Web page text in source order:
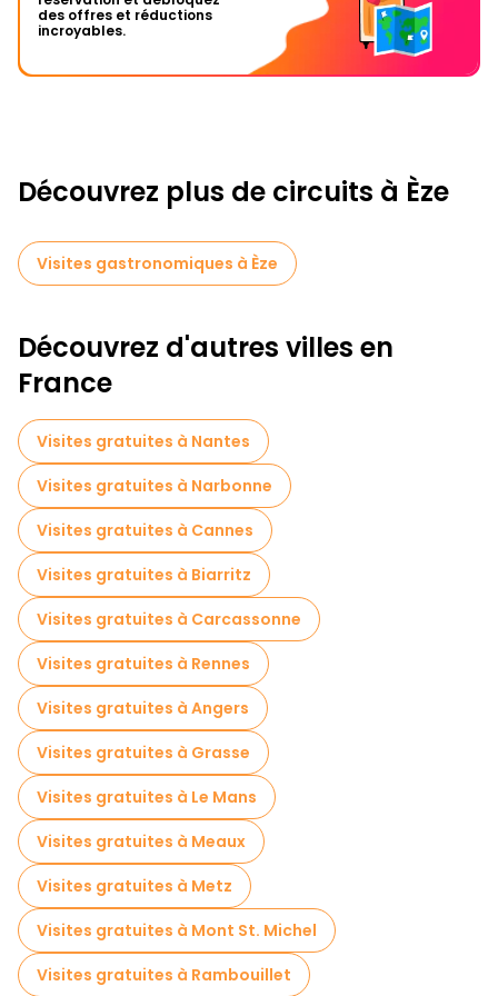
des offres et réductions
incroyables.
Découvrez plus de circuits à Èze
Visites gastronomiques à Èze
Découvrez d'autres villes en
France
Visites gratuites à Nantes
Visites gratuites à Narbonne
Visites gratuites à Cannes
Visites gratuites à Biarritz
Visites gratuites à Carcassonne
Visites gratuites à Rennes
Visites gratuites à Angers
Visites gratuites à Grasse
Visites gratuites à Le Mans
Visites gratuites à Meaux
Visites gratuites à Metz
Visites gratuites à Mont St. Michel
Visites gratuites à Rambouillet